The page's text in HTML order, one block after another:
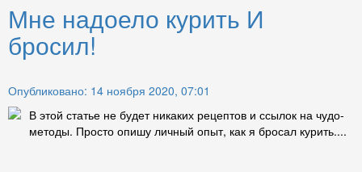
Мне надоело курить И
бросил!
Опубликовано: 14 ноября 2020, 07:01
В этой статье не будет никаких рецептов и ссылок на чудо-
методы. Просто опишу личный опыт, как я бросал курить....